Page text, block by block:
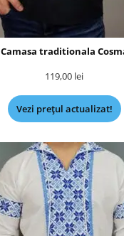
Camasa traditionala
119,00 lei
Vezi prețul actualizat!